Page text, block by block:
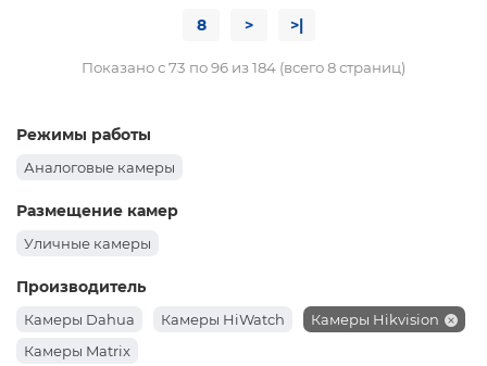
8 > >|
Показано с 73 по 96 из 184 (всего 8 страниц)
Режимы работы
Аналоговые камеры
Размещение камер
Уличные камеры
Производитель
Камеры Dahua Камеры HiWatch
Камеры Hikvision
Камеры Matrix